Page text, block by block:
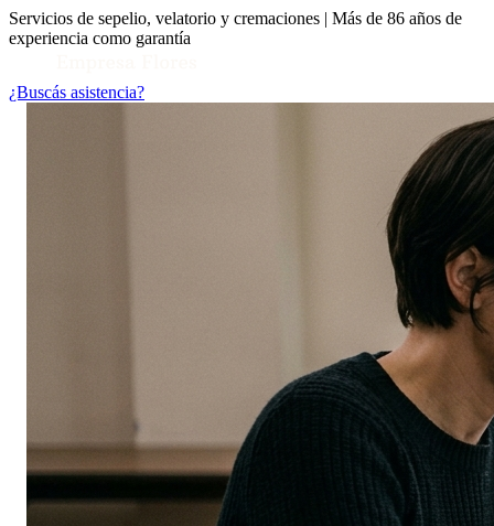
Servicios de sepelio, velatorio y cremaciones | Más de 86 años de
experiencia como garantía
¿Buscás asistencia?